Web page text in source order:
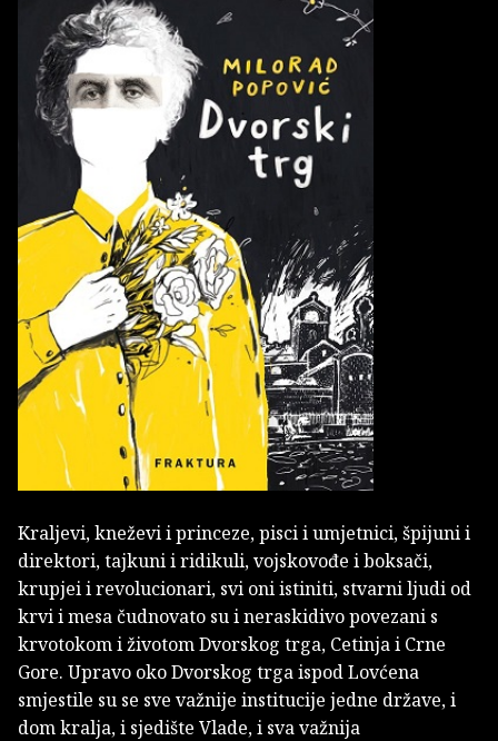
Kraljevi, kneževi i princeze, pisci i umjetnici, špijuni i
direktori, tajkuni i ridikuli, vojskovođe i boksači,
krupjei i revolucionari, svi oni istiniti, stvarni ljudi od
krvi i mesa čudnovato su i neraskidivo povezani s
krvotokom i životom Dvorskog trga, Cetinja i Crne
Gore. Upravo oko Dvorskog trga ispod Lovćena
smjestile su se sve važnije institucije jedne države, i
dom kralja, i sjedište Vlade, i sva važnija